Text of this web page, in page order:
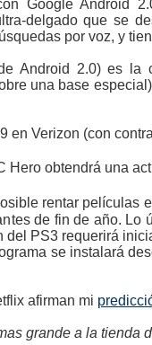
Google Android
delgado que se
por voz, y
Android 2.0) es
una base
en Verizon (con
Hero obtendrá una
rentar películas
de fin de año. Lo
PS3 requerirá
se instalará
afirman mi
grande a la tienda